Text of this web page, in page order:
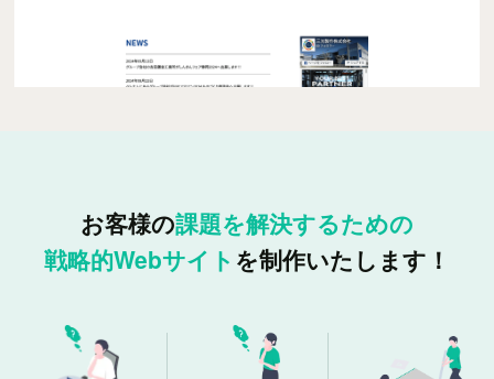
お客様の課題を解決するための
戦略的Webサイト を制作いたします！